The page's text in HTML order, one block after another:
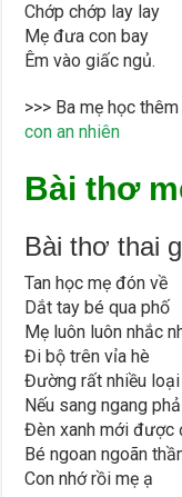
Chớp chớp lay lay
Mẹ đưa con bay
Êm vào giấc ngủ.
>>> Ba mẹ học
con an nhiên
Bài thơ
Bài thơ thai
Tan học mẹ đón về
Dắt tay bé qua phố
Mẹ luôn luôn nhắc
Đi bộ trên vỉa hè
Đường rất nhiều
Nếu sang ngang
Đèn xanh mới được
Bé ngoan ngoãn
Con nhớ rồi mẹ ạ